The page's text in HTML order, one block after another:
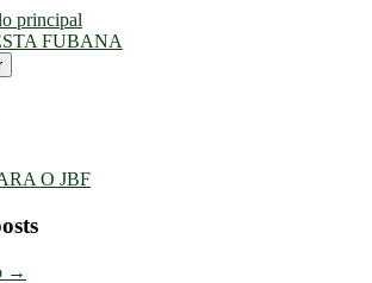
principal
FUBANA
O JBF
→